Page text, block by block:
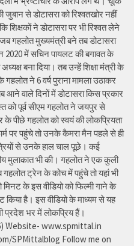
से डोटासरा को रिश्वतखोर नहीं
शिक्षकों ने डोटासरा पर भी रिश्वत लेने
गहलोत मुख्यमंत्री बने तब डोटासरा
2020 में सचिन पायलट की बगावत के
बना दिया। तब उन्हें शिक्षा मंत्री के
ने 6 वर्ष पुराना मामला उठाकर
आने वाले दिनों में डोटासरा किस प्रकार
को पूर्व सीएम गहलोत ने जयपुर से
गहलोत को स्वयं की लोकप्रियता
पर पहुंचे तो उनके कैमरा मैन पहले से ही
से उनके हाल चाल पूछे। कई
मुलाकात भी की। गहलोत ने एक कुली
ट्रेन के कोच में पहुंचे तो यहां भी
के इस वीडियो को फिल्मी गाने के
किया है। इस वीडियो के माध्यम से यह
प्रदेश भर में लोकप्रिय हैं।
Website- www.spmittal.in
SPMittalblog Follow me on